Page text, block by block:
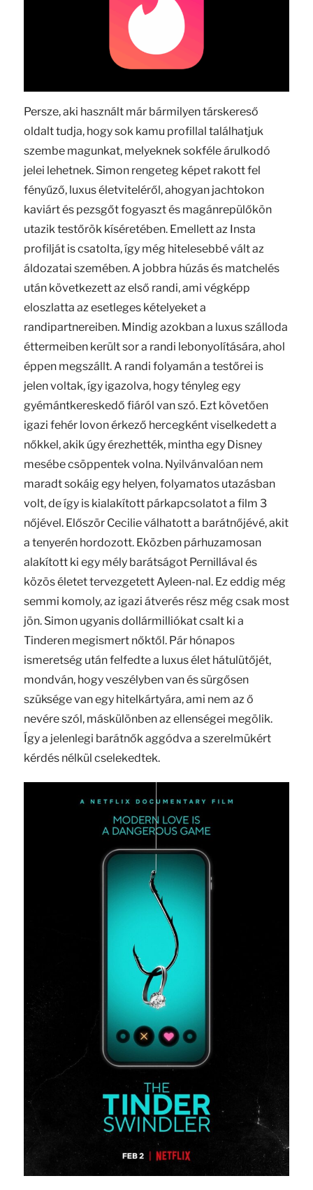
Persze, aki használt már bármilyen társkereső
oldalt tudja, hogy sok kamu profillal találhatjuk
szembe magunkat, melyeknek sokféle árulkodó
jelei lehetnek. Simon rengeteg képet rakott fel
fényűző, luxus életviteléről, ahogyan jachtokon
kaviárt és pezsgőt fogyaszt és magánrepülőkön
utazik testőrök kíséretében. Emellett az Insta
profilját is csatolta, így még hitelesebbé vált az
áldozatai szemében. A jobbra húzás és matchelés
után következett az első randi, ami végképp
eloszlatta az esetleges kételyeket a
randipartnereiben. Mindig azokban a luxus szálloda
éttermeiben került sor a randi lebonyolítására, ahol
éppen megszállt. A randi folyamán a testőrei is
jelen voltak, így igazolva, hogy tényleg egy
gyémántkereskedő fiáról van szó. Ezt követően
igazi fehér lovon érkező hercegként viselkedett a
nőkkel, akik úgy érezhették, mintha egy Disney
mesébe csöppentek volna. Nyilvánvalóan nem
maradt sokáig egy helyen, folyamatos utazásban
volt, de így is kialakított párkapcsolatot a film 3
nőjével. Először Cecilie válhatott a barátnőjévé, akit
a tenyerén hordozott. Eközben párhuzamosan
alakított ki egy mély barátságot Pernillával és
közös életet tervezgetett Ayleen-nal. Ez eddig még
semmi komoly, az igazi átverés rész még csak most
jön. Simon ugyanis dollármilliókat csalt ki a
Tinderen megismert nőktől. Pár hónapos
ismeretség után felfedte a luxus élet hátulütőjét,
mondván, hogy veszélyben van és sürgősen
szüksége van egy hitelkártyára, ami nem az ő
nevére szól, máskülönben az ellenségei megölik.
Így a jelenlegi barátnők aggódva a szerelmükért
kérdés nélkül cselekedtek.